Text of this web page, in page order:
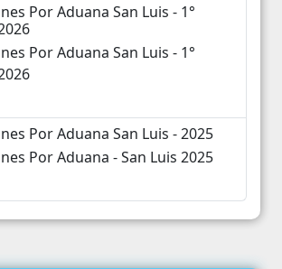
Por Aduana San Luis - 1°
Por Aduana San Luis - 1°
Por Aduana San Luis - 2025
Por Aduana - San Luis 2025